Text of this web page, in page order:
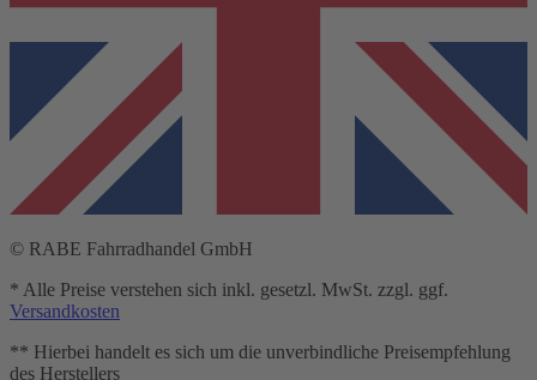
© RABE Fahrradhandel GmbH
* Alle Preise verstehen sich inkl. gesetzl. MwSt. zzgl. ggf.
Versandkosten
** Hierbei handelt es sich um die unverbindliche Preisempfehlung
des Herstellers